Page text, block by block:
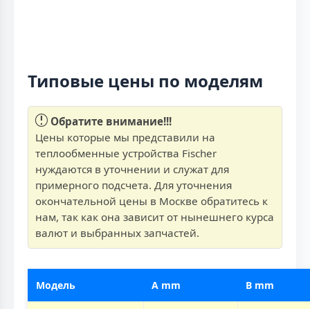
Типовые цены по моделям
Обратите внимание!!!
Цены которые мы представили на
теплообменные устройства Fischer
нуждаются в уточнении и служат для
примерного подсчета. Для уточнения
окончательной цены в Москве обратитесь к
нам, так как она зависит от нынешнего курса
валют и выбранных запчастей.
Модель А mm B mm